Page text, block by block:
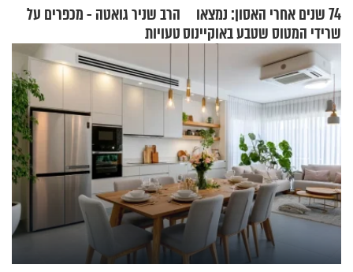
74 שנים אחרי האסון: נמצאו
שרידי המטוס שטבע באוקיינוס
עם עשרות נוסעים
הרב שניר גואטה - מכפרים על
טעויות